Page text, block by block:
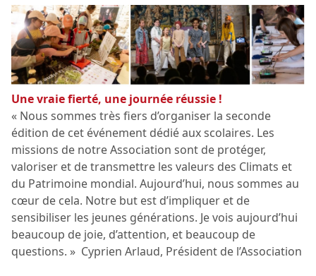
Une vraie fierté, une journée réussie !
« Nous sommes très fiers d’organiser la seconde
édition de cet événement dédié aux scolaires. Les
missions de notre Association sont de protéger,
valoriser et de transmettre les valeurs des Climats et
du Patrimoine mondial. Aujourd’hui, nous sommes au
cœur de cela. Notre but est d’impliquer et de
sensibiliser les jeunes générations. Je vois aujourd’hui
beaucoup de joie, d’attention, et beaucoup de
questions. » Cyprien Arlaud, Président de l’Association